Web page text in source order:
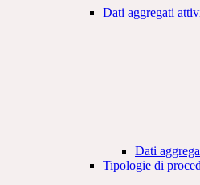
Dati aggregati
Dati
Tipologie di